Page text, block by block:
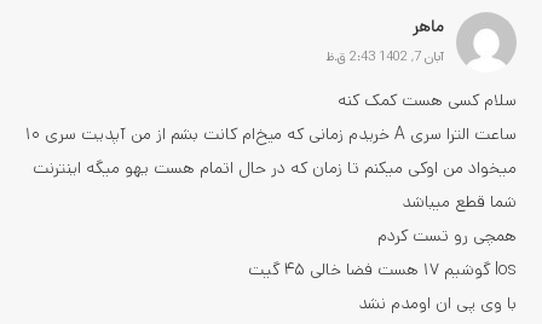
ماهر
آبان 7, 1402 2:43 ق.ظ
سلام کسی هست کمک کنه
ساعت الترا سری A خریدم زمانی که میخ‌ام کانت بشم از من آپدیت سری ۱۰
میخواد من اوکی میکنم تا زمان که در حال اتمام هست یهو میگه اینترنت
شما قطع میباشد
همچی رو تست کردم
Ios گوشیم ۱۷ هست فضا خالی ۴۵ گیت
با وی پی ان اومدم نشد